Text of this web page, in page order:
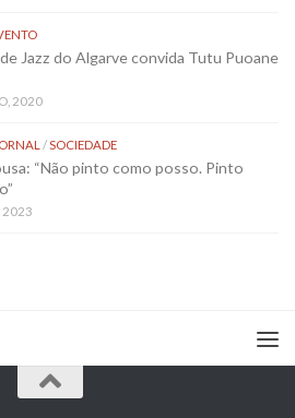
Jazz do Algarve convida Tutu Puoane
2020
/SOCIEDADE
“Não pinto como posso. Pinto
2023